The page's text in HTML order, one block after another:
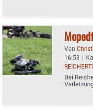
Von
16:53 |
Bei